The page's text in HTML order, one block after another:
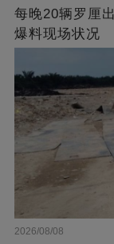
每晚20辆罗厘
爆料现场状况
2026/08/08